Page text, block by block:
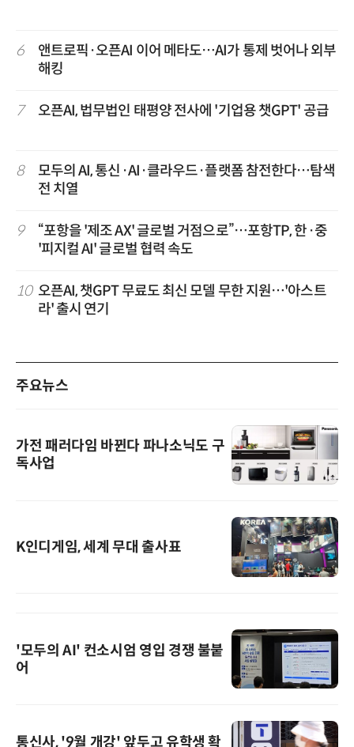
6
앤트로픽·오픈AI 이어 메타도…AI가 통제 벗어나 외부
해킹
7 오픈AI, 법무법인 태평양 전사에 '기업용 챗GPT' 공급
8
모두의 AI, 통신·AI·클라우드·플랫폼 참전한다…탐색
전 치열
9
“포항을 '제조 AX' 글로벌 거점으로”…포항TP, 한·중
'피지컬 AI' 글로벌 협력 속도
10 오픈AI, 챗GPT 무료도 최신 모델 무한 지원…'아스트
라' 출시 연기
주요뉴스
가전 패러다임 바뀐다 파나소닉도 구
독사업
K인디게임, 세계 무대 출사표
'모두의 AI' 컨소시엄 영입 경쟁 불붙
어
통신사, '9월 개강' 앞두고 유학생 확